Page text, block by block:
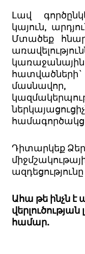
Լավ
կայուն,
Մտածեք
Դիտարկեք
Ահա թե ինչն
համար.